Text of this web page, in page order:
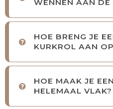
WENNEN AAN DE
HOE BRENG JE
KURKROL AAN
HOE MAAK JE
HELEMAAL VLAK?